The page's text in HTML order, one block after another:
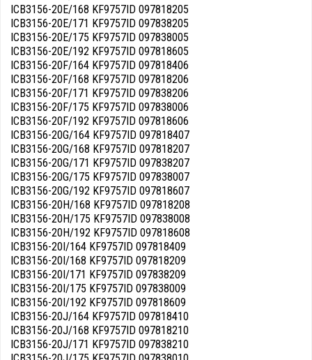
ICB3156-20E/168 KF9757ID 097818205
ICB3156-20E/171 KF9757ID 097838205
ICB3156-20E/175 KF9757ID 097838005
ICB3156-20E/192 KF9757ID 097818605
ICB3156-20F/164 KF9757ID 097818406
ICB3156-20F/168 KF9757ID 097818206
ICB3156-20F/171 KF9757ID 097838206
ICB3156-20F/175 KF9757ID 097838006
ICB3156-20F/192 KF9757ID 097818606
ICB3156-20G/164 KF9757ID 097818407
ICB3156-20G/168 KF9757ID 097818207
ICB3156-20G/171 KF9757ID 097838207
ICB3156-20G/175 KF9757ID 097838007
ICB3156-20G/192 KF9757ID 097818607
ICB3156-20H/168 KF9757ID 097818208
ICB3156-20H/175 KF9757ID 097838008
ICB3156-20H/192 KF9757ID 097818608
ICB3156-20I/164 KF9757ID 097818409
ICB3156-20I/168 KF9757ID 097818209
ICB3156-20I/171 KF9757ID 097838209
ICB3156-20I/175 KF9757ID 097838009
ICB3156-20I/192 KF9757ID 097818609
ICB3156-20J/164 KF9757ID 097818410
ICB3156-20J/168 KF9757ID 097818210
ICB3156-20J/171 KF9757ID 097838210